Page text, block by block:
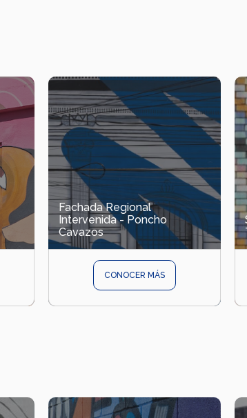
Fachada Regional
Intervenida - Poncho
Cavazos
CONOCER MÁS